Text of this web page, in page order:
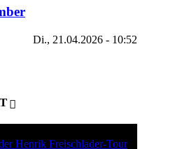
Di., 21.04.2026 - 10:52